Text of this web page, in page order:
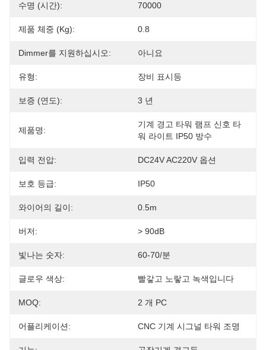
수명 (시간): 70000
제품 체중 (kg): 0.8
Dimmer를 지원하십시오: 아니요
유형: 장비 표시등
보증 (연도): 3 년
제품명:
기계 경고 타워 램프 신호 타
워 라이트 IP50 방수
입력 전압: DC24V AC220V 옵션
보호 등급: IP50
와이어의 길이: 0.5m
버저: > 90dB
빛나는 숫자: 60-70/분
글로우 색상: 빨갛고 노랗고 녹색입니다
MOQ: 2 개 PC
어플리케이션: CNC 기계 시그널 타워 조명